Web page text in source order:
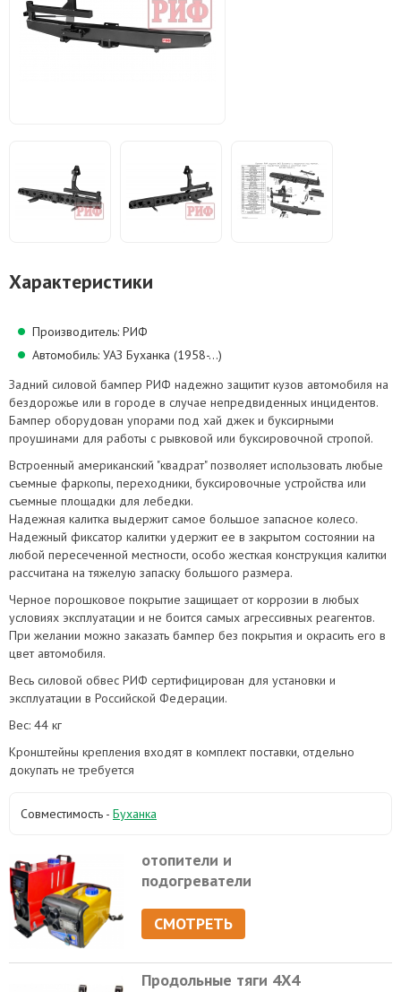
Характеристики
Производитель: РИФ
Автомобиль: УАЗ Буханка (1958-...)
Задний силовой бампер РИФ надежно защитит кузов автомобиля на
бездорожье или в городе в случае непредвиденных инцидентов.
Бампер оборудован упорами под хай джек и буксирными
проушинами для работы с рывковой или буксировочной стропой.
Встроенный американский "квадрат" позволяет использовать любые
съемные фаркопы, переходники, буксировочные устройства или
съемные площадки для лебедки.
Надежная калитка выдержит самое большое запасное колесо.
Надежный фиксатор калитки удержит ее в закрытом состоянии на
любой пересеченной местности, особо жесткая конструкция калитки
рассчитана на тяжелую запаску большого размера.
Черное порошковое покрытие защищает от коррозии в любых
условиях эксплуатации и не боится самых агрессивных реагентов.
При желании можно заказать бампер без покрытия и окрасить его в
цвет автомобиля.
Весь силовой обвес РИФ сертифицирован для установки и
эксплуатации в Российской Федерации.
Вес: 44 кг
Кронштейны крепления входят в комплект поставки, отдельно
докупать не требуется
Совместимость - Буханка
отопители и
подогреватели
СМОТРЕТЬ
Продольные тяги 4Х4